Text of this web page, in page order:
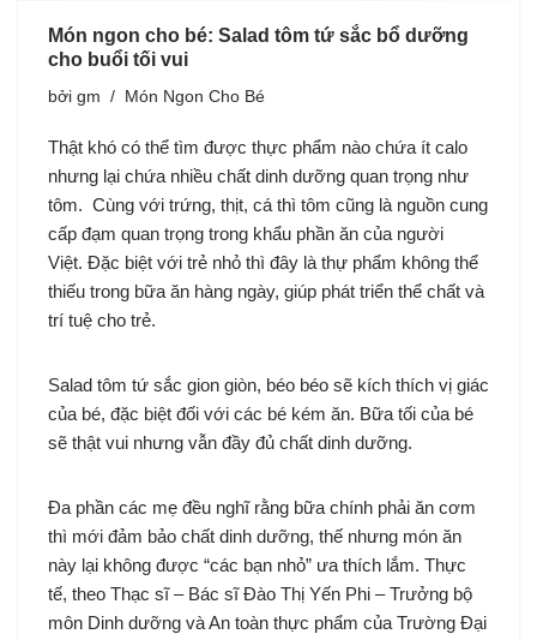
Món ngon cho bé: Salad tôm tứ sắc bổ dưỡng
cho buổi tối vui
bởi gm Món Ngon Cho Bé
Thật khó có thể tìm được thực phẩm nào chứa ít calo
nhưng lại chứa nhiều chất dinh dưỡng quan trọng như
tôm. Cùng với trứng, thịt, cá thì tôm cũng là nguồn cung
cấp đạm quan trọng trong khẩu phần ăn của người
Việt. Đặc biệt với trẻ nhỏ thì đây là thự phẩm không thể
thiếu trong bữa ăn hàng ngày, giúp phát triển thể chất và
trí tuệ cho trẻ.
Salad tôm tứ sắc gion giòn, béo béo sẽ kích thích vị giác
của bé, đặc biệt đối với các bé kém ăn. Bữa tối của bé
sẽ thật vui nhưng vẫn đầy đủ chất dinh dưỡng.
Đa phần các mẹ đều nghĩ rằng bữa chính phải ăn cơm
thì mới đảm bảo chất dinh dưỡng, thế nhưng món ăn
này lại không được “các bạn nhỏ” ưa thích lắm. Thực
tế, theo Thạc sĩ – Bác sĩ Đào Thị Yến Phi – Trưởng bộ
môn Dinh dưỡng và An toàn thực phẩm của Trường Đại